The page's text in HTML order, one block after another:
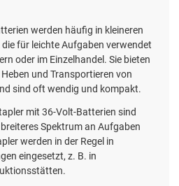
werden häufig in kleineren
für leichte Aufgaben verwendet
oder im Einzelhandel. Sie bieten
und Transportieren von
sind oft wendig und kompakt.
mit 36-Volt-Batterien sind
Spektrum an Aufgaben
werden in der Regel in
eingesetzt, z. B. in